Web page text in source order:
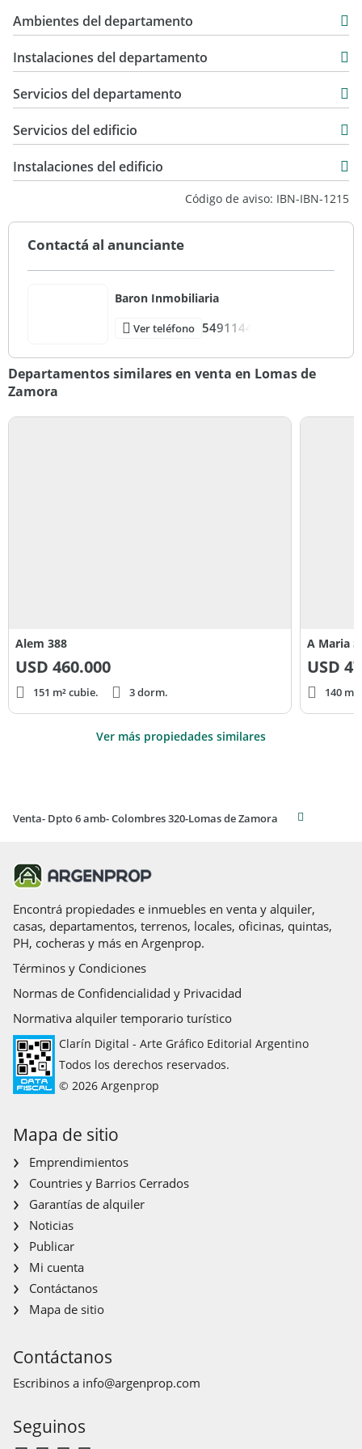
309 m2
Ambientes del departamento
Instalaciones del departamento
Servicios del departamento
Servicios del edificio
Instalaciones del edificio
Código de aviso: IBN-IBN-1215
Contactá al anunciante
Baron Inmobiliaria
Ver teléfono 5491144
Departamentos similares en venta en Lomas de
Zamora
Alem 388
USD 460.000
151 m² cubie. 3 dorm.
A Maria
USD
140
Ver más propiedades similares
Venta- Dpto 6 amb- Colombres 320-Lomas de Zamora
Encontrá propiedades e inmuebles en venta y alquiler,
casas, departamentos, terrenos, locales, oficinas, quintas,
PH, cocheras y más en Argenprop.
Términos y Condiciones
Normas de Confidencialidad y Privacidad
Normativa alquiler temporario turístico
Clarín Digital - Arte Gráfico Editorial Argentino
Todos los derechos reservados.
© 2026 Argenprop
Mapa de sitio
Emprendimientos
Countries y Barrios Cerrados
Garantías de alquiler
Noticias
Publicar
Mi cuenta
Contáctanos
Mapa de sitio
Contáctanos
Escribinos a info@argenprop.com
Seguinos